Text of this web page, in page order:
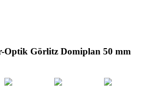
Optik Görlitz Domiplan 50 mm